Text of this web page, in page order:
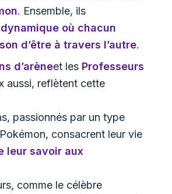
. Ensemble, ils
où chacun
d’être à travers l’autre.
d’arèneet les Professeurs
aussi, reflètent cette
passionnés par un type
consacrent leur vie
leur savoir aux
comme le célèbre